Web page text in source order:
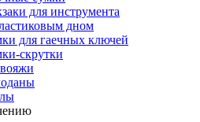
для инструмента
дном
для гаечных ключей
скрутки